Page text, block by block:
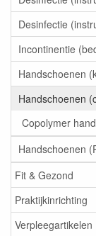
Desinfectie
Incontinentie
Handschoenen
Handschoenen
Copolymer
Handschoenen
Fit & Gezond
Praktijkinrichting
Verpleegartikelen